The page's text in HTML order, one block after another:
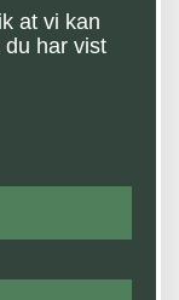
at vi kan
har vist